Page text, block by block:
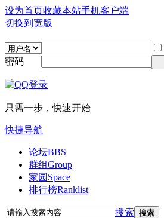
设为首页收藏本站手机客户端
切换到宽版
密码
只需一步，快速开始
快捷导航
论坛BBS
群组Group
家园 Space
排行榜Ranklist
搜索 搜索